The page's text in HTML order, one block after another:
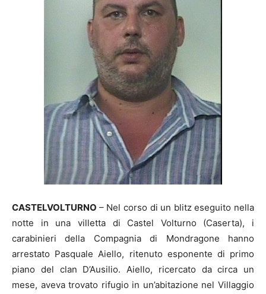
CASTELVOLTURNO – Nel corso di un blitz eseguito nella
notte in una villetta di Castel Volturno (Caserta), i
carabinieri della Compagnia di Mondragone hanno
arrestato Pasquale Aiello, ritenuto esponente di primo
piano del clan D’Ausilio. Aiello, ricercato da circa un
mese, aveva trovato rifugio in un’abitazione nel Villaggio